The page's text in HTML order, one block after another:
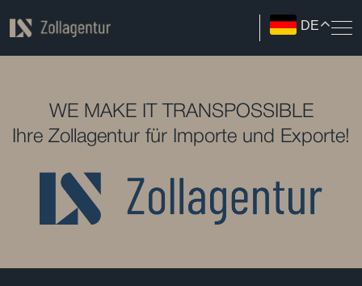
DE
WE MAKE IT TRANSPOSSIBLE
Ihre Zollagentur für Importe und Exporte!